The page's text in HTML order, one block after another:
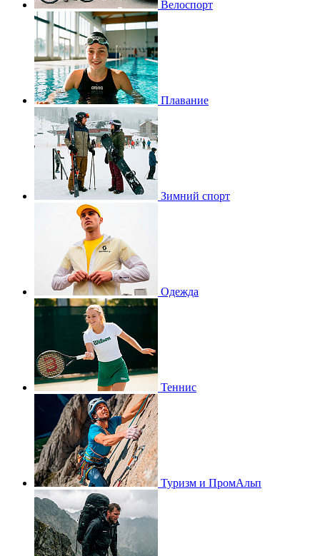
Велоспорт
Плавание
Зимний спорт
Одежда
Теннис
Туризм и ПромАльп